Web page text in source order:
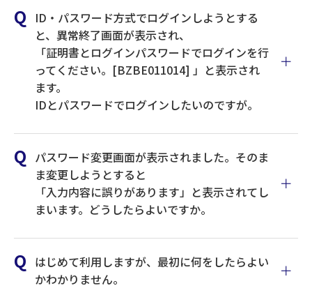
を入力しているか。
ockのOFF/ON等も確認してください)
ソフトウェアキーボードからの入力でログイ
ンできないか。
原因 対応方法
デジタル
選択画面
でキャン
セルして
しまっ
インターネットエクスプロ
ーラーの再起動により解消
します。
一旦、すべてのインターネ
ネットエクスプローラーを
ID・パスワード方式でログインしようとする
と、異常終了画面が表示され、
「証明書とログインパスワードでログインを行
ってください。[BZBE011014] 」と表示され
ます。
IDとパスワードでログインしたいのですが。
パスワード変更画面が表示されました。そのま
ま変更しようとすると
「入力内容に誤りがあります」と表示されてし
まいます。どうしたらよいですか。
はじめて利用しますが、最初に何をしたらよい
かわかりません。